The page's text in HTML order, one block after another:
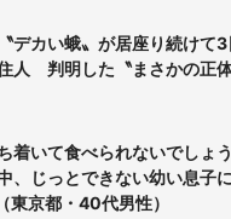
デカい蛾〟が居座り続けて
人 判明した〝まさかの正
ち着いて食べられないでしょ
、じっとできない幼い息子
東京都・40代男性）